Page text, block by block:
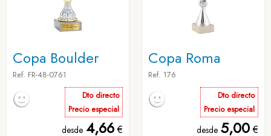
Copa Boulder
Ref. FR-48-0761
Dto directo
Precio especial
desde 4,66€
Copa Roma
Ref. 176
Dto directo
Precio especial
desde 5,00€